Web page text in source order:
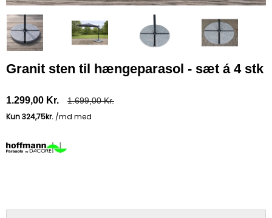
Granit sten til hængeparasol - sæt á 4 stk
1.299,00 Kr. 1.699,00 Kr.